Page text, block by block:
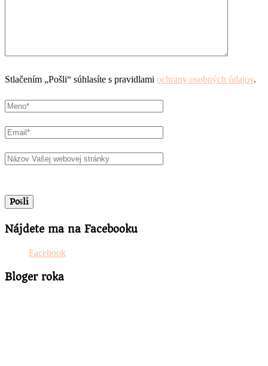
Stlačením „Pošli“ súhlasíte s pravidlami ochrany osobných údajov.
Nájdete ma na Facebooku
Facebook
Bloger roka